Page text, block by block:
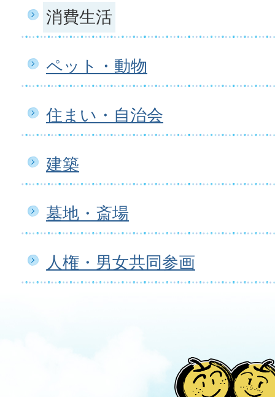
消費生活
ペット・動物
住まい・自治会
建築
墓地・斎場
人権・男女共同参画